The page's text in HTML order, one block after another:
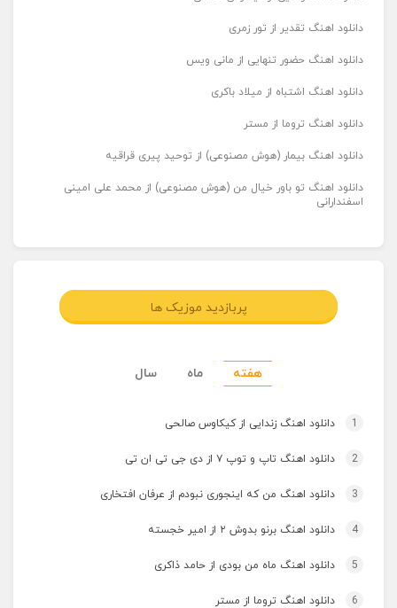
دانلود اهنگ تقدیر از تور زمری
دانلود اهنگ حضور تنهایی از مانی ویس
دانلود اهنگ اشتباه از میلاد باکری
دانلود اهنگ تروما از مستر
دانلود اهنگ بیمار (هوش مصنوعی) از توحید پیری قراقیه
دانلود اهنگ تو باور خیال من (هوش مصنوعی) از محمد علی امینی
اسفندارانی
پربازدید موزیک ها
هفته ماه سال
1 دانلود اهنگ زندایی از کیکاوس صالحی
2 دانلود اهنگ تاپ و توپ ۷ از دی جی تی ان تی
3 دانلود اهنگ من که اینجوری نبودم از عرفان افتخاری
4 دانلود اهنگ برنو بدوش ۲ از امیر خجسته
5 دانلود اهنگ ماه من بودی از حامد ذاکری
6 دانلود اهنگ تروما از مستر